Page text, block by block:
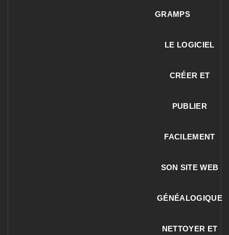
GRAMPS
LE LOGICIEL
CRÉER ET
PUBLIER
FACILEMENT
SON SITE WEB
GÉNÉALOGIQUE
NETTOYER ET